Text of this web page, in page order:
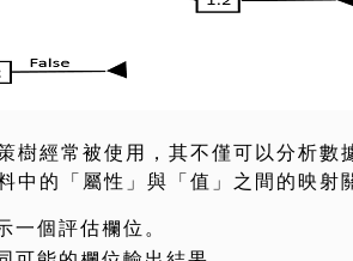
經常被使用，其不僅可以分析數
中的「屬性」與「值」之間的映射
一個評估欄位。